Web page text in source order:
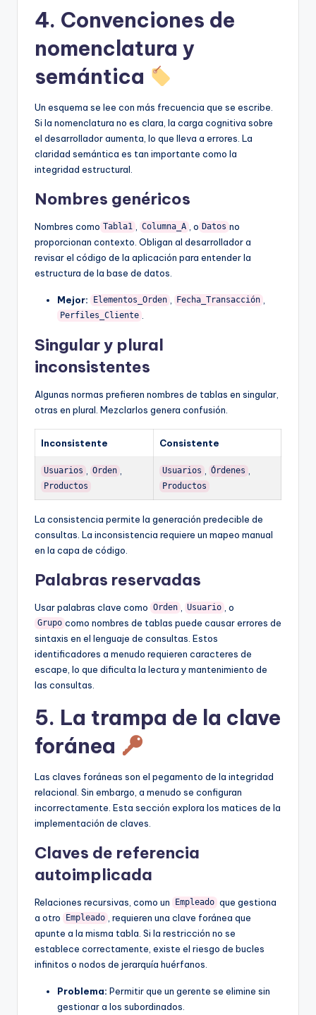
4. Convenciones de
nomenclatura y
semántica
Un esquema se lee con más frecuencia que se escribe.
Si la nomenclatura no es clara, la carga cognitiva sobre
el desarrollador aumenta, lo que lleva a errores. La
claridad semántica es tan importante como la
integridad estructural.
Nombres genéricos
Nombres como Tabla1 Columna_A , o Datos no
proporcionan contexto. Obligan al desarrollador a
revisar el código de la aplicación para entender la
estructura de la base de datos.
Mejor: Elementos_Orden Fecha_Transacción
Perfiles_Cliente
Singular y plural
inconsistentes
Algunas normas prefieren nombres de tablas en singular,
otras en plural. Mezclarlos genera confusión.
Inconsistente Consistente
Usuarios Orden
Productos
Usuarios Órdenes
Productos
La consistencia permite la generación predecible de
consultas. La inconsistencia requiere un mapeo manual
en la capa de código.
Palabras reservadas
Usar palabras clave como Orden Usuario , o
Grupo como nombres de tablas puede causar errores de
sintaxis en el lenguaje de consultas. Estos
identificadores a menudo requieren caracteres de
escape, lo que dificulta la lectura y mantenimiento de
las consultas.
5. La trampa de la clave
foránea
Las claves foráneas son el pegamento de la integridad
relacional. Sin embargo, a menudo se configuran
incorrectamente. Esta sección explora los matices de la
implementación de claves.
Claves de referencia
autoimplicada
Relaciones recursivas, como un Empleado que gestiona
a otro
Empleado
, requieren una clave foránea que
apunte a la misma tabla. Si la restricción no se
establece correctamente, existe el riesgo de bucles
infinitos o nodos de jerarquía huérfanos.
Problema: Permitir que un gerente se elimine sin
gestionar a los subordinados.